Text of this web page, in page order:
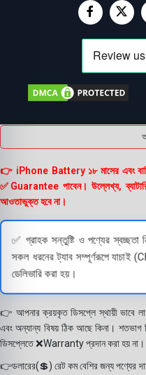
👉 iPhone Battery ১৮ মাসের এবং
✅Guarantee পাবেন। উল্লেখ্য, ব্যাটারি
আওতাভুক্ত হবে না।
✅ গ্রাহক সন্তুষ্টি ও পণ্যের স্বচ্ছতা
সকল ধরনের ট্যাব সম্পূর্ণরূপে যাচাই
ডেলিভারি করা হয়।
👉 আপনার ক্রয়কৃত ডিসপ্লে স্থায়ী ভাবে
এবং অন্যান্য বিষয় ঠিক আছে কিনা। শতভাগ
ডিসপ্লেতে ❌Warranty প্রদান করা হয় না।
👉ডলারের(💲) রেট কম বেশির জন্য পণ্যের